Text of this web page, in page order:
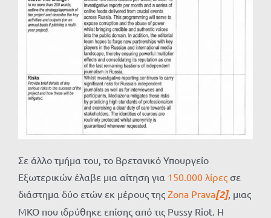
Σε άλλο τμήμα του, το Βρετανικό Υπουργείο
Εξωτερικών έλαβε μια αίτηση για 150.000 λίρες σε
διάστημα δύο ετών εκ μέρους της Zona Prava[2], μιας
ΜΚΟ που ιδρύθηκε επίσης από τις Pussy Riot. Η